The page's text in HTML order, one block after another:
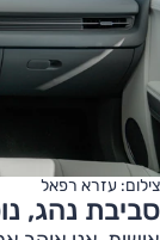
צילום: עזרא רפאל
סביבת נהג,